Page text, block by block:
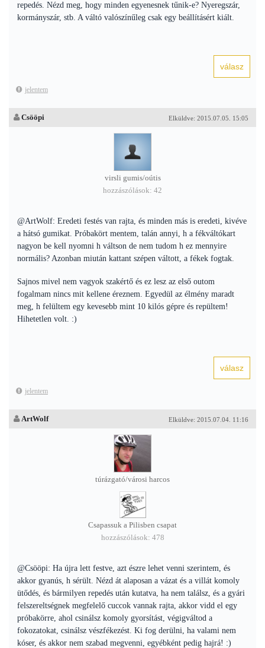
repedés. Nézd meg, hogy minden egyenesnek tűnik-e? Nyeregszár,
kormányszár, stb. A váltó valószínűleg csak egy beállításért kiált.
jelentem
Elküldve: 2015.07.05. 15:05
Csööpi
virsli gumis/oútis
hozzászólások: 42
@ArtWolf: Eredeti festés van rajta, és minden más is eredeti, kivéve
a hátsó gumikat. Próbakört mentem, talán annyi, h a fékváltókart
nagyon be kell nyomni h váltson de nem tudom h ez mennyire
normális? Azonban miután kattant szépen váltott, a fékek fogtak.
Sajnos mivel nem vagyok szakértő és ez lesz az első outom
fogalmam nincs mit kellene éreznem. Egyedül az élmény maradt
meg, h felültem egy kevesebb mint 10 kilós gépre és repültem!
Hihetetlen volt. :)
jelentem
Elküldve: 2015.07.04. 11:16
ArtWolf
túrázgató/városi harcos
Csapassuk a Pilisben csapat
hozzászólások: 478
@Csööpi: Ha újra lett festve, azt észre lehet venni szerintem, és
akkor gyanús, h sérült. Nézd át alaposan a vázat és a villát komoly
ütődés, és bármilyen repedés után kutatva, ha nem találsz, és a gyári
felszereltségnek megfelelő cuccok vannak rajta, akkor vidd el egy
próbakörre, ahol csinálsz komoly gyorsítást, végigváltod a
fokozatokat, csinálsz vészfékezést. Ki fog derülni, ha valami nem
kóser, és akkor nem szabad megvenni, egyébként pedig hajrá! :)